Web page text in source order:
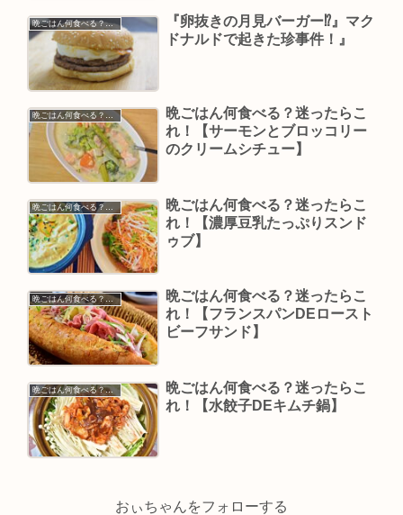
晩ごはん何食べる？迷ったらこれ！
『卵抜きの月見バーガー⁉』マク
ドナルドで起きた珍事件！』
晩ごはん何食べる？迷ったらこ
れ！【サーモンとブロッコリー
のクリームシチュー】
晩ごはん何食べる？迷ったらこ
れ！【濃厚豆乳たっぷりスンド
ゥブ】
晩ごはん何食べる？迷ったらこれ！
晩ごはん何食べる？迷ったらこ
れ！【フランスパンDEロースト
ビーフサンド】
晩ごはん何食べる？迷ったらこれ！
晩ごはん何食べる？迷ったらこ
れ！【水餃子DEキムチ鍋】
おぃちゃんをフォローする